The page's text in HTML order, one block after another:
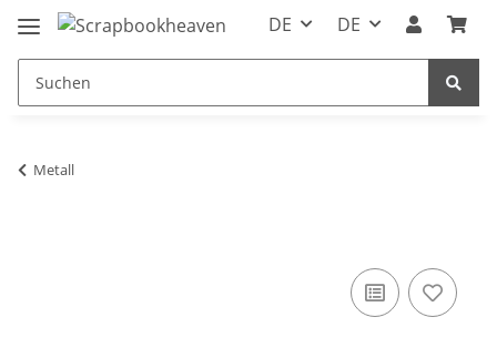
DE DE
Metall